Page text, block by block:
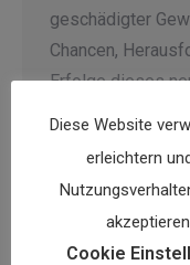
geschädigter
Chancen,
Erfolge dieses
(Universität
(PMU). Wir
spannende
Diese Website
erleichtern
Cookie